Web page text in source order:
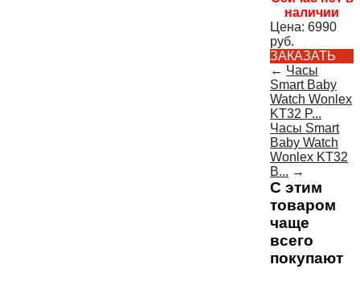
наличии
Цена: 6990
руб.
ЗАКАЗАТЬ
← Часы
Smart Baby
Watch Wonlex
KT32 P...
Часы Smart
Baby Watch
Wonlex KT32
B... →
С этим
товаром
чаще
всего
покупают